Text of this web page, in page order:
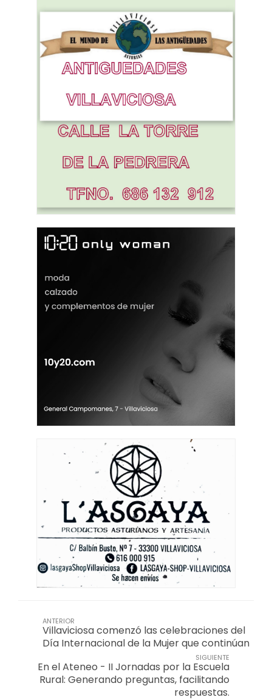
ANTERIOR
Villaviciosa comenzó las celebraciones del
Día Internacional de la Mujer que continúan
SIGUIENTE
En el Ateneo - II Jornadas por la Escuela
Rural: Generando preguntas, facilitando
respuestas.